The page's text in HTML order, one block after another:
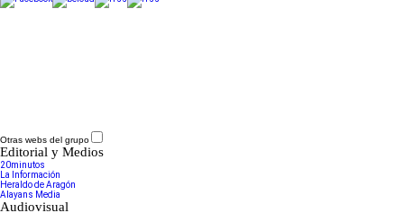
Otras webs del grupo
Editorial y Medios
20minutos
La Información
Heraldo de Aragón
Alayans Media
Audiovisual